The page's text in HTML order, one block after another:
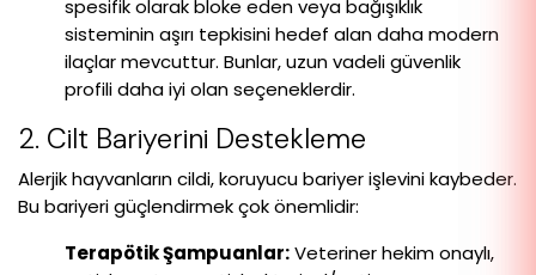
spesifik olarak bloke eden veya bağışıklık
sisteminin aşırı tepkisini hedef alan daha modern
ilaçlar mevcuttur. Bunlar, uzun vadeli güvenlik
profili daha iyi olan seçeneklerdir.
2. Cilt Bariyerini Destekleme
Alerjik hayvanların cildi, koruyucu bariyer işlevini kaybeder.
Bu bariyeri güçlendirmek çok önemlidir:
Terapötik Şampuanlar:Veteriner hekim onaylı,